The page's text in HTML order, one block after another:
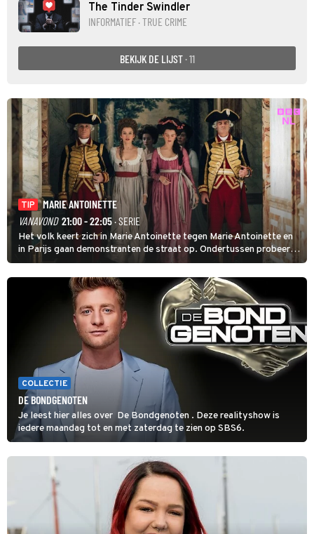
The Tinder Swindler
INFORMATIEF · TRUE CRIME
BEKIJK DE LIJST · 11
TIP
MARIE ANTOINETTE
VANAVOND 21:00 - 22:05· SERIE
Het volk keert zich in Marie Antoinette tegen Marie Antoinette en
in Parijs gaan demonstranten de straat op. Ondertussen probeert
Marie Antoinette landgoed Saint-Cloud te kopen. Ze wil daar haar
kinderen veilig laten opgroeien.
COLLECTIE
DE BONDGENOTEN
Je leest hier alles over De Bondgenoten . Deze realityshow is
iedere maandag tot en met zaterdag te zien op SBS6.